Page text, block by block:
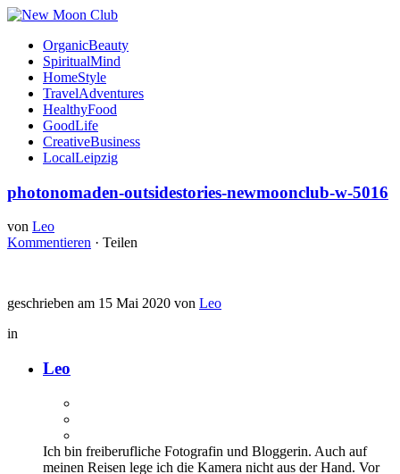
OrganicBeauty
SpiritualMind
HomeStyle
TravelAdventures
HealthyFood
GoodLife
CreativeBusiness
LocalLeipzig
photonomaden-outsidestories-newmoonclub-w-5016
von Leo
Kommentieren · Teilen
geschrieben am 15 Mai 2020 von Leo
in
Leo
Ich bin freiberufliche Fotografin und Bloggerin. Auch auf
meinen Reisen lege ich die Kamera nicht aus der Hand. Vor